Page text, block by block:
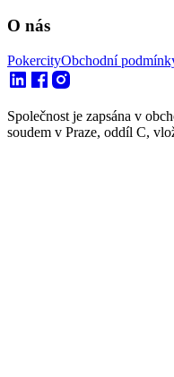
O nás
PokercityObchodní
Společnost je zapsána v
soudem v Praze, oddíl C,